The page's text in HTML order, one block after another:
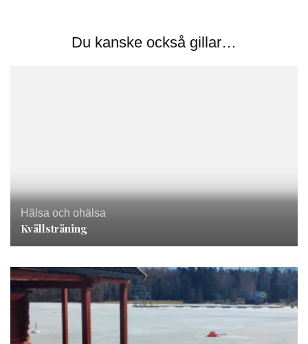
Du kanske också gillar…
Hälsa och ohälsa
Kvällsträning